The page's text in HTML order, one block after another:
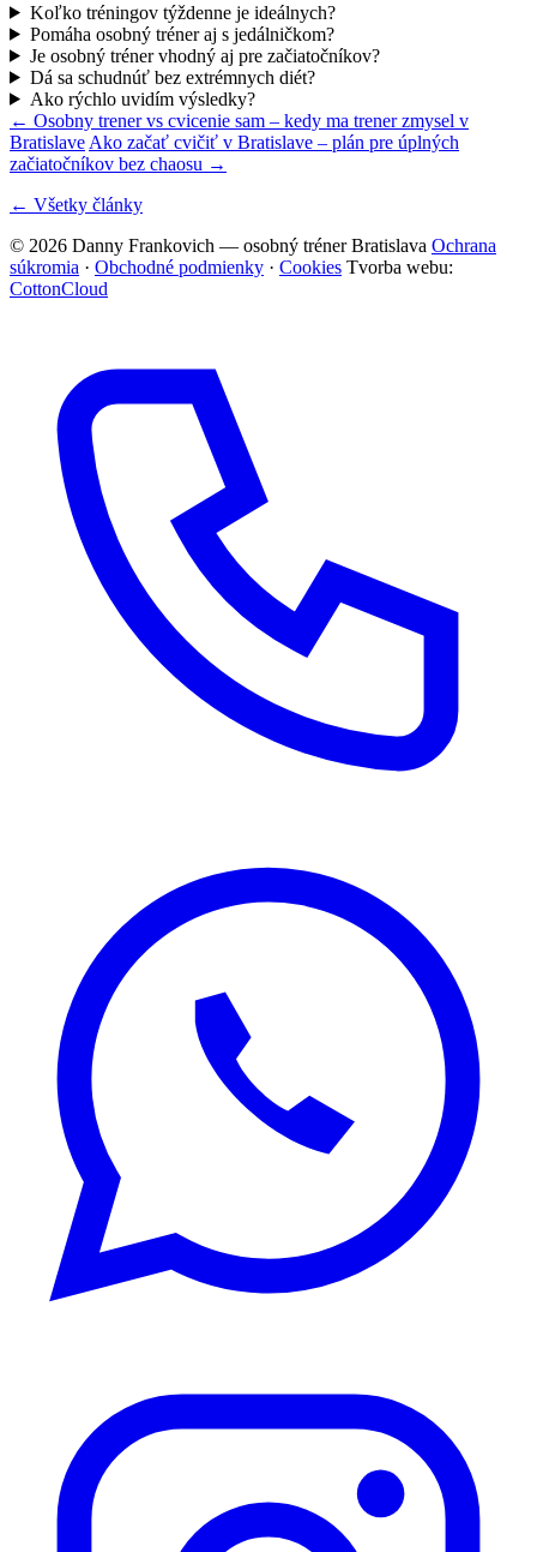
Koľko tréningov týždenne je ideálnych?
Pomáha osobný tréner aj s jedálničkom?
Je osobný tréner vhodný aj pre začiatočníkov?
Dá sa schudnúť bez extrémnych diét?
Ako rýchlo uvidím výsledky?
← Osobny trener vs cvicenie sam – kedy ma trener zmysel v
Bratislave Ako začať cvičiť v Bratislave – plán pre úplných
začiatočníkov bez chaosu →
← Všetky články
© 2026 Danny Frankovich — osobný tréner Bratislava Ochrana
súkromia · Obchodné podmienky · Cookies Tvorba webu:
CottonCloud